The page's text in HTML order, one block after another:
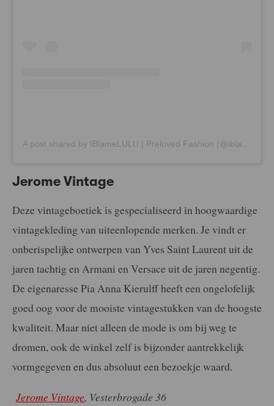
Jerome Vintage
Deze vintageboetiek is gespecialiseerd in hoogwaardige
vintagekleding van uiteenlopende merken. Je vindt er
onberispelijke ontwerpen van Yves Saint Laurent uit de
jaren tachtig en Armani en Versace uit de jaren negentig.
De eigenaresse Pia Anna Kierulff heeft een ongelofelijk
goed oog voor de mooiste vintagestukken van de hoogste
kwaliteit. Maar niet alleen de mode is om bij weg te
dromen, ook de winkel zelf is bijzonder aantrekkelijk
vormgegeven en dus absoluut een bezoekje waard.
Jerome Vintage, Vesterbrogade 36